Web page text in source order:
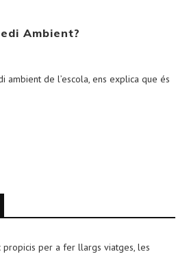
Ambient?
ambient de l’escola, ens explica que és
propicis per a fer llargs viatges, les